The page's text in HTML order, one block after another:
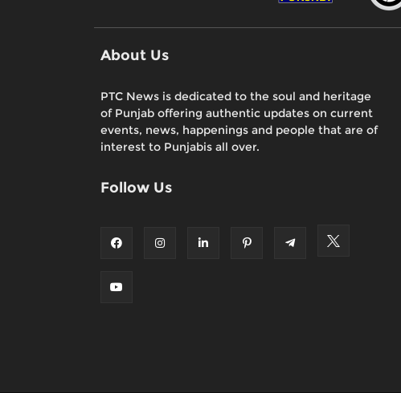
About Us
PTC News is dedicated to the soul and heritage
of Punjab offering authentic updates on current
events, news, happenings and people that are of
interest to Punjabis all over.
Follow Us